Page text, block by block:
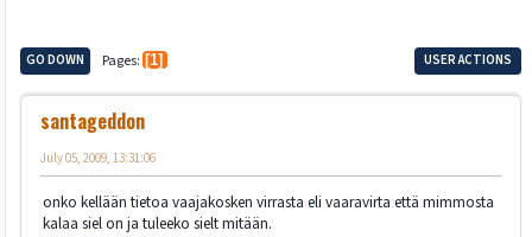
GO DOWN Pages 1 USER ACTIONS
santageddon
July 05, 2009, 13:31:06
onko kellään tietoa vaajakosken virrasta eli vaaravirta että mimmosta
kalaa siel on ja tuleeko sielt mitään.